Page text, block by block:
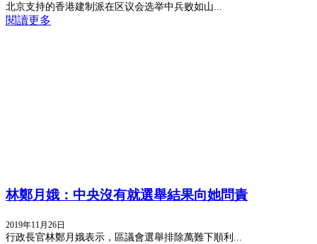
北京支持的香港建制派在区议会选举中兵败如山...
閱讀更多
林鄭月娥：中央沒有就選舉結果向她問責
2019年11月26日
行政長官林鄭月娥表示，區議會選舉排除萬難下順利...